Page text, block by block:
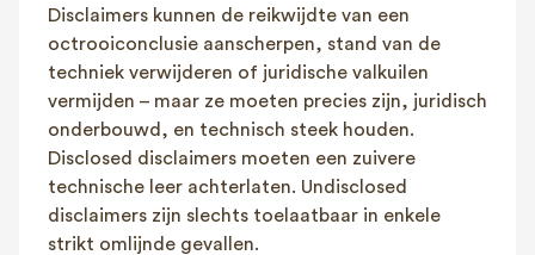
Disclaimers kunnen de reikwijdte van een
octrooiconclusie aanscherpen, stand van de
techniek verwijderen of juridische valkuilen
vermijden – maar ze moeten precies zijn, juridisch
onderbouwd, en technisch steek houden.
Disclosed disclaimers moeten een zuivere
technische leer achterlaten. Undisclosed
disclaimers zijn slechts toelaatbaar in enkele
strikt omlijnde gevallen.